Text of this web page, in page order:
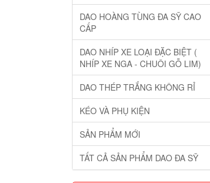
DAO HOÀNG TÙNG ĐA SỸ CAO
CẤP
DAO NHÍP XE LOẠI ĐẶC BIỆT (
NHÍP XE NGA - CHUÔI GỖ LIM)
DAO THÉP TRẮNG KHÔNG RỈ
KÉO VÀ PHỤ KIỆN
SẢN PHẨM MỚI
TẤT CẢ SẢN PHẨM DAO ĐA SỸ